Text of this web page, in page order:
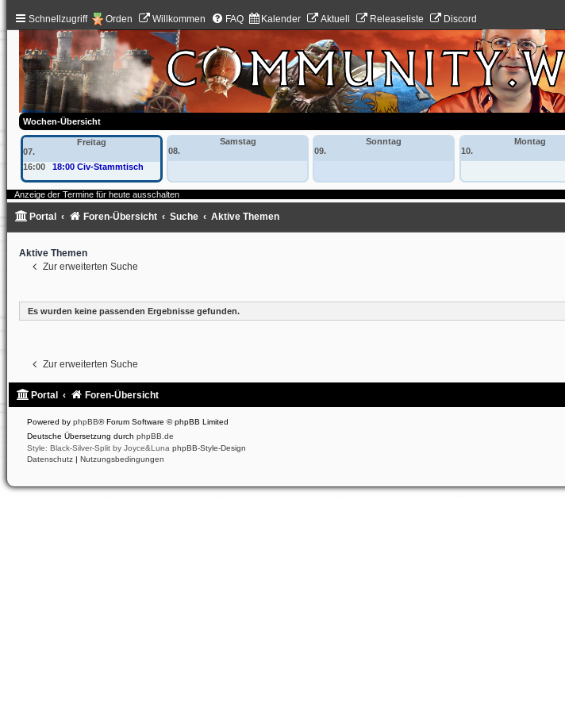
Schnellzugriff Orden Willkommen FAQ Kalender Aktuell Releaseliste Discord
Wochen-Übersicht
Freitag
07.
16:00
18:00 Civ-Stammtisch
Samstag
08.
Sonntag
09.
Montag
10.
Anzeige der Termine für heute ausschalten
Portal Foren-Übersicht Suche Aktive Themen
Aktive Themen
Zur erweiterten Suche
Es wurden keine passenden Ergebnisse gefunden.
Zur erweiterten Suche
Portal Foren-Übersicht
Powered by phpBB® Forum Software © phpBB Limited
Deutsche Übersetzung durch phpBB.de
Style: Black-Silver-Split by Joyce&Luna phpBB-Style-Design
Datenschutz | Nutzungsbedingungen